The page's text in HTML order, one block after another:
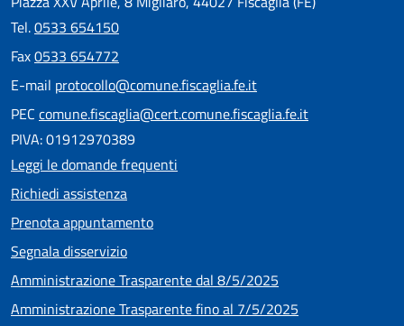
Tel.0533 654150
Fax0533 654772
E-mail protocollo@comune.fiscaglia.fe.it
PEC comune.fiscaglia@cert.comune.fiscaglia.fe.it
PIVA: 01912970389
Leggi le domande frequenti
Richiedi assistenza
Prenota appuntamento
Segnala disservizio
Amministrazione Trasparente dal 8/5/2025
Amministrazione Trasparente fino al 7/5/2025